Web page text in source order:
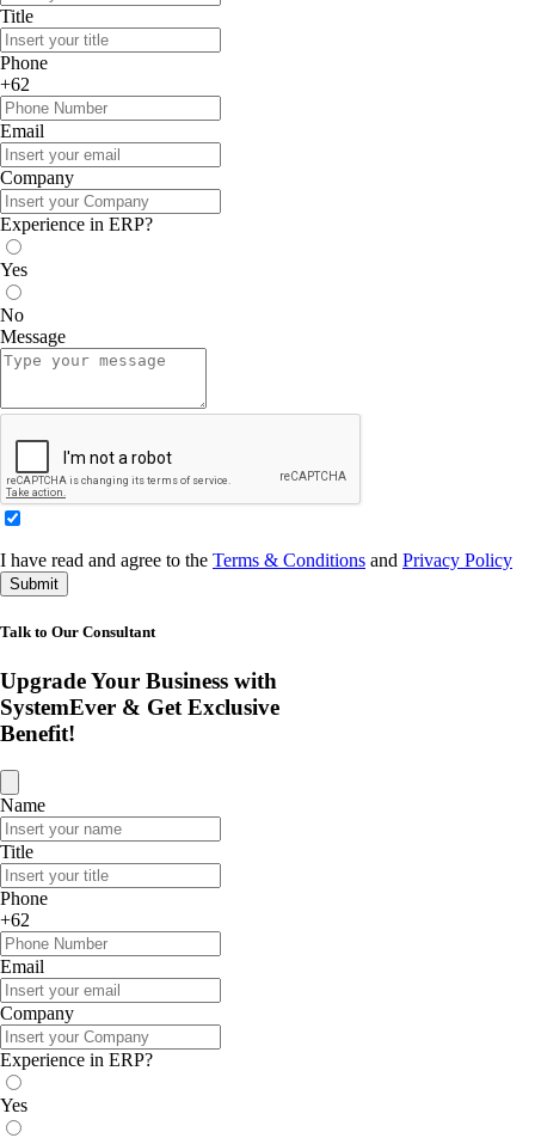
Title
Phone
+62
Email
Company
Experience in ERP?
Yes
No
Message
I have read and agree to the Terms & Conditions and Privacy Policy
Submit
Talk to Our Consultant
Upgrade Your Business with
SystemEver & Get Exclusive
Benefit!
Name
Title
Phone
+62
Email
Company
Experience in ERP?
Yes